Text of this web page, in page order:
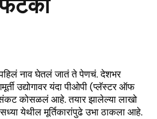
नाव घेतलं जातं ते पेणचं. देशभर
उद्योगावर यंदा पीओपी (प्लॅस्टर ऑफ
संकट कोसळलं आहे. तयार झालेल्या लाखो
येथील मूर्तिकारांपुढे उभा ठाकला आहे.